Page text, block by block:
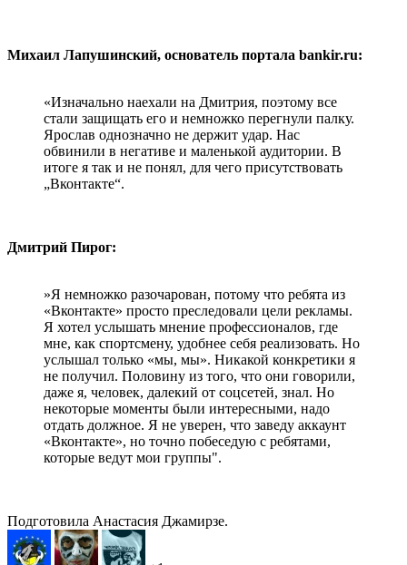
Михаил Лапушинский, основатель портала bankir.ru:
«Изначально наехали на Дмитрия, поэтому все
стали защищать его и немножко перегнули палку.
Ярослав однозначно не держит удар. Нас
обвинили в негативе и маленькой аудитории. В
итоге я так и не понял, для чего присутствовать
„Вконтакте“.
Дмитрий Пирог:
»Я немножко разочарован, потому что ребята из
«Вконтакте» просто преследовали цели рекламы.
Я хотел услышать мнение профессионалов, где
мне, как спортсмену, удобнее себя реализовать. Но
услышал только «мы, мы». Никакой конкретики я
не получил. Половину из того, что они говорили,
даже я, человек, далекий от соцсетей, знал. Но
некоторые моменты были интересными, надо
отдать должное. Я не уверен, что заведу аккаунт
«Вконтакте», но точно побеседую с ребятами,
которые ведут мои группы".
Подготовила Анастасия Джамирзе.